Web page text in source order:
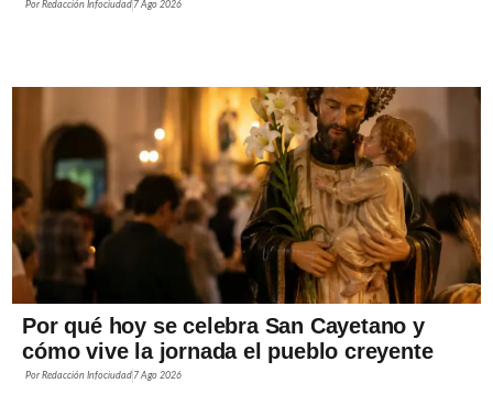
PorRedacción Infociudad 7 Ago 2026
Por qué hoy se celebra San Cayetano y
cómo vive la jornada el pueblo creyente
PorRedacción Infociudad 7 Ago 2026